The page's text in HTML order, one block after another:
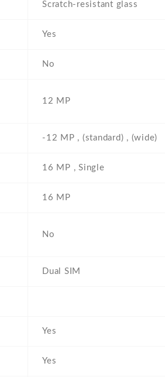
Scratch-resistant glass
Yes
No
12 MP
-12 MP , (standard) , (wide)
16 MP , Single
16 MP
No
Dual SIM
Yes
Yes